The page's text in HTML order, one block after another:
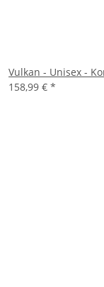
Vulkan - Unisex -
158,99 € *